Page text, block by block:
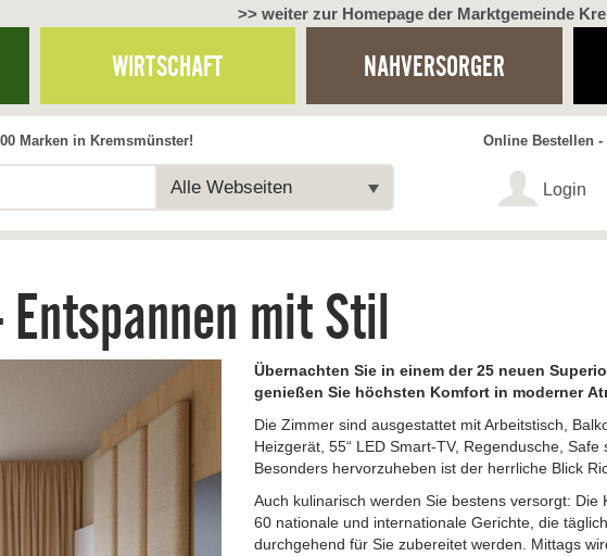
>> weiter zur Homepage der Marktgemeinde
WIRTSCHAFT NAHVERSORGER
Alle Webseiten
Marken in Kremsmünster! Online Bestellen
Login
mit Stil
Übernachten Sie in einem der 25 neuen
genießen Sie höchsten Komfort in moderner
Die Zimmer sind ausgestattet mit Arbeitstisch,
Heizgerät, 55“ LED Smart-TV, Regendusche,
Besonders hervorzuheben ist der herrliche Blick
Auch kulinarisch werden Sie bestens versorgt: Die
60 nationale und internationale Gerichte, die
durchgehend für Sie zubereitet werden. Mittags